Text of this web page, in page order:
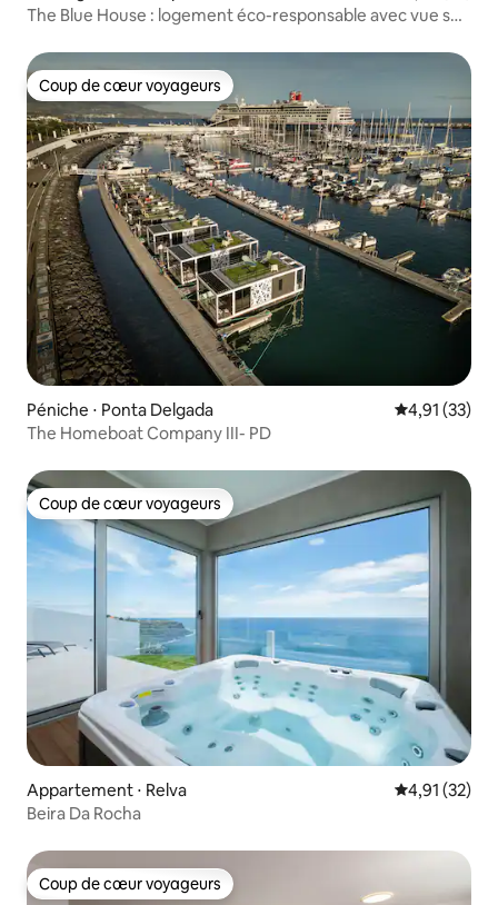
The Blue House : logement éco-responsable avec vue sur
Coup de cœur voyageurs
Coup de cœur voyageurs
Péniche ⋅ Ponta Delgada Évaluation
4,91 (33)
The Homeboat Company III- PD
Coup de cœur voyageurs
Coup de cœur voyageurs
Appartement ⋅ Relva Évaluation
4,91 (32)
Beira Da Rocha
Coup de cœur voyageurs
Coup de cœur voyageurs